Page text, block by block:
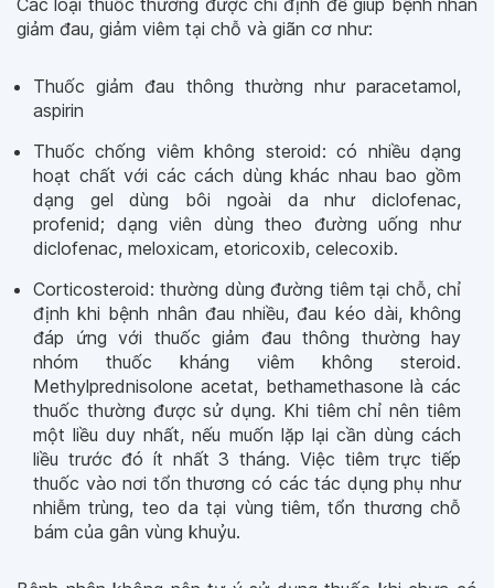
Các loại thuốc thường được chỉ định để giúp bệnh nhân
giảm đau, giảm viêm tại chỗ và giãn cơ như:
Thuốc giảm đau thông thường như paracetamol,
aspirin
Thuốc chống viêm không steroid: có nhiều dạng
hoạt chất với các cách dùng khác nhau bao gồm
dạng gel dùng bôi ngoài da như diclofenac,
profenid; dạng viên dùng theo đường uống như
diclofenac, meloxicam, etoricoxib, celecoxib.
Corticosteroid: thường dùng đường tiêm tại chỗ, chỉ
định khi bệnh nhân đau nhiều, đau kéo dài, không
đáp ứng với thuốc giảm đau thông thường hay
nhóm thuốc kháng viêm không steroid.
Methylprednisolone acetat, bethamethasone là các
thuốc thường được sử dụng. Khi tiêm chỉ nên tiêm
một liều duy nhất, nếu muốn lặp lại cần dùng cách
liều trước đó ít nhất 3 tháng. Việc tiêm trực tiếp
thuốc vào nơi tổn thương có các tác dụng phụ như
nhiễm trùng, teo da tại vùng tiêm, tổn thương chỗ
bám của gân vùng khuỷu.